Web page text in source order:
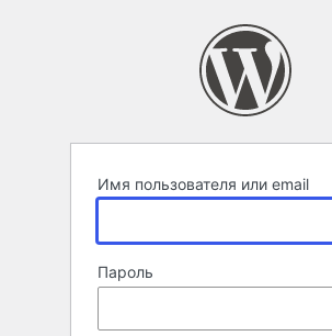
Имя пользователя или email
Пароль